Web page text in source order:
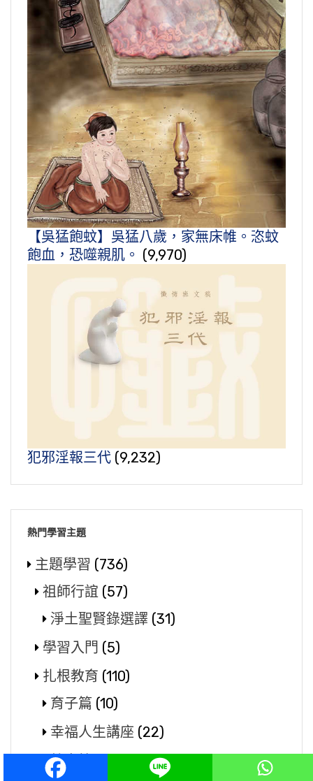
【吳猛飽蚊】吳猛八歲，家無床帷。恣蚊
飽血，恐噬親肌。 (9,970)
犯邪淫報三代 (9,232)
熱門學習主題
主題學習 (736)
祖師行誼 (57)
淨土聖賢錄選譯 (31)
學習入門 (5)
扎根教育 (110)
育子篇 (10)
幸福人生講座 (22)
教育篇